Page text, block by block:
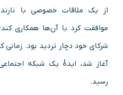
از یک ملاقات خصوصی با
موافقت کرد با آن‌ها همکاری
شرکای خود دچار تردید بود. زمانی
آغاز شد، ایدهٔ یک شبکه
رسید.